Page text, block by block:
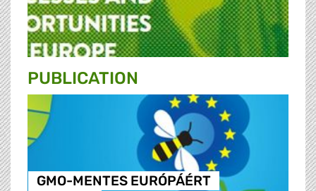
PUBLICATION
GMO-MENTES EURÓPÁÉRT